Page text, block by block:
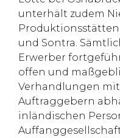
unterhält zudem
und Sontra.
Erwerber
offen und
Verhandlungen
Auftraggebern
inländischen